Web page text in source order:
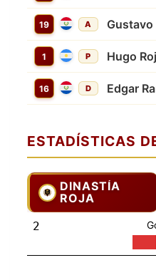
19 A Gustavo
1 P Hugo
16 D Edgar
ESTADÍSTICAS
DINASTÍA
ROJA
2